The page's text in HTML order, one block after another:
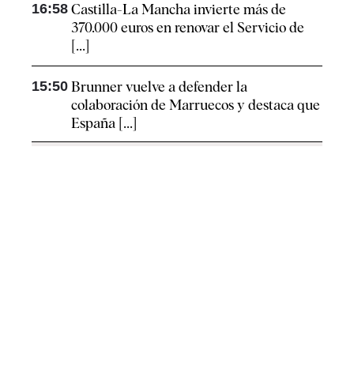
16:58 Castilla-La Mancha invierte más de
370.000 euros en renovar el Servicio de
[...]
15:50 Brunner vuelve a defender la
colaboración de Marruecos y destaca que
España [...]